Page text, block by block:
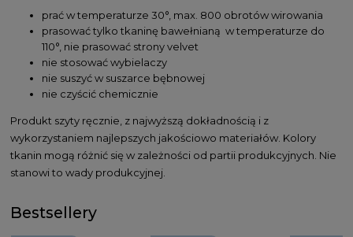
prać w temperaturze 30°, max. 800 obrotów wirowania
prasować tylko tkaninę bawełnianą w temperaturze do
110°, nie prasować strony velvet
nie stosować wybielaczy
nie suszyć w suszarce bębnowej
nie czyścić chemicznie
Produkt szyty ręcznie, z najwyższą dokładnością i z
wykorzystaniem najlepszych jakościowo materiałów. Kolory
tkanin mogą różnić się w zależności od partii produkcyjnych. Nie
stanowi to wady produkcyjnej.
Bestsellery